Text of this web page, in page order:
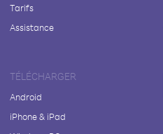
Tarifs
Assistance
TÉLÉCHARGER
Android
iPhone & iPad